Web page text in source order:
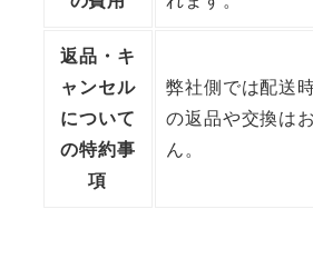
返品・キ
ャンセル
について
の特約事
項
弊社側では配送
の返品や交換は
ん。